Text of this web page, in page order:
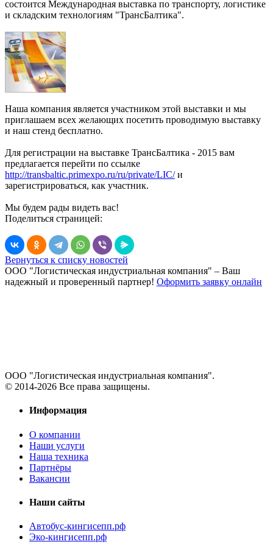
состоится Международная выставка по транспорту, логистике
и складским технологиям "ТрансБалтика".
Наша компания является участником этой выставки и мы
приглашаем всех желающих посетить проводимую выставку
и наш стенд бесплатно.
Для регистрации на выставке ТрансБалтика - 2015 вам
предлагается перейти по ссылке
http://transbaltic.primexpo.ru/ru/private/LIC/и
зарегистрироваться, как участник.
Мы будем рады видеть вас!
Поделиться страницей:
Вернуться к списку новостей
ООО "Логистическая индустриальная компания" – Ваш
надежный и проверенный партнер! Оформить заявку онлайн
ООО "Логистическая индустриальная компания".
© 2014-2026 Все права защищены.
Информация
О компании
Наши услуги
Наша техника
Партнёры
Вакансии
Наши сайты
Автобус-кингисепп.рф
Эко-кингисепп.рф